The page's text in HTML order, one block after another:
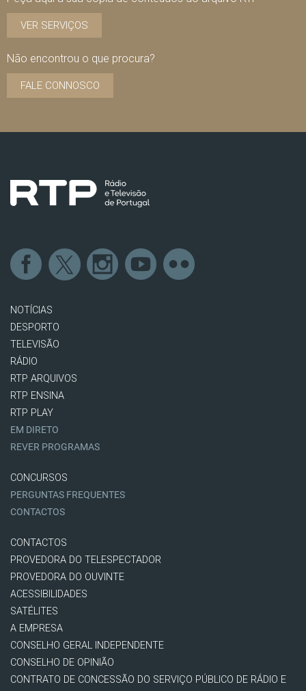
VER SERVIÇOS
Não encontrou o que procura?
FALE CONNOSCO
NOTÍCIAS
DESPORTO
TELEVISÃO
RÁDIO
RTP ARQUIVOS
RTP ENSINA
RTP PLAY
EM DIRETO
REVER PROGRAMAS
CONCURSOS
PERGUNTAS FREQUENTES
CONTACTOS
CONTACTOS
PROVEDORA DO TELESPECTADOR
PROVEDORA DO OUVINTE
ACESSIBILIDADES
SATÉLITES
A EMPRESA
CONSELHO GERAL INDEPENDENTE
CONSELHO DE OPINIÃO
CONTRATO DE CONCESSÃO DO SERVIÇO PÚBLICO DE RÁDIO E